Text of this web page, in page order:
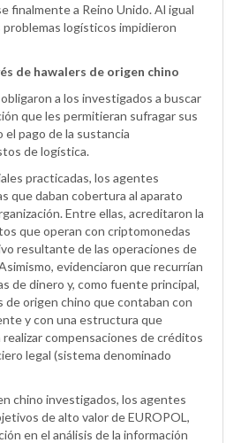
finalmente a Reino Unido. Al igual
logísticos impidieron
de hawalers de origen chino
a los investigados a buscar
que les permitieran sufragar sus
el pago de la sustancia
de logística.
practicadas, los agentes
que daban cobertura al aparato
Entre ellas, acreditaron la
que operan con criptomonedas
resultante de las operaciones de
evidenciaron que recurrían
de dinero y, como fuente principal,
origen chino que contaban con
y con una estructura que
realizar compensaciones de créditos
legal (sistema denominado
chino investigados, los agentes
de alto valor de EUROPOL,
en el análisis de la información